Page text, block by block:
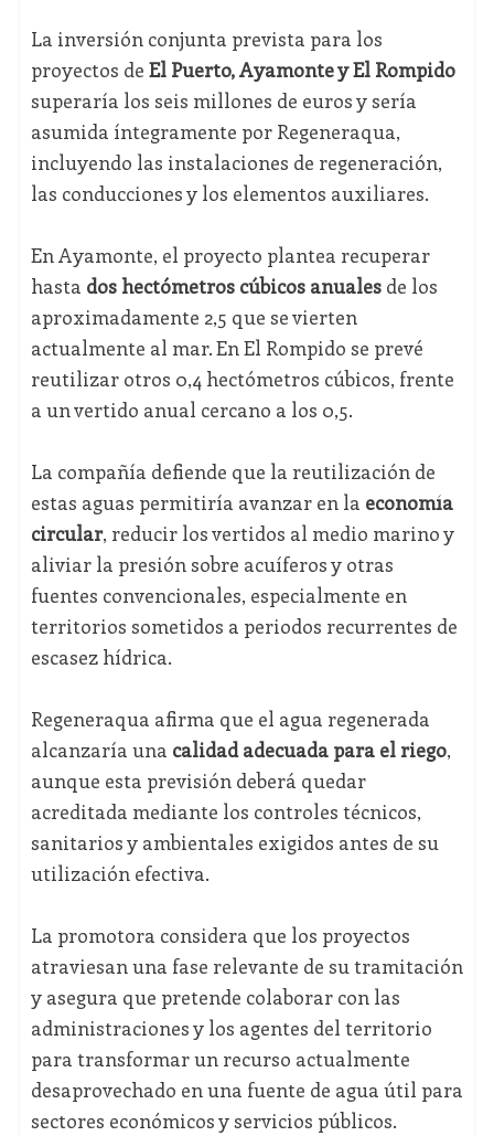
La inversión conjunta prevista para los
proyectos de El Puerto, Ayamonte y El Rompido
superaría los seis millones de euros y sería
asumida íntegramente por Regeneraqua,
incluyendo las instalaciones de regeneración,
las conducciones y los elementos auxiliares.
En Ayamonte, el proyecto plantea recuperar
hasta dos hectómetros cúbicos anualesde los
aproximadamente 2,5 que se vierten
actualmente al mar. En El Rompido se prevé
reutilizar otros 0,4 hectómetros cúbicos, frente
a un vertido anual cercano a los 0,5.
La compañía defiende que la reutilización de
estas aguas permitiría avanzar en la economía
circular, reducir los vertidos al medio marino y
aliviar la presión sobre acuíferos y otras
fuentes convencionales, especialmente en
territorios sometidos a periodos recurrentes de
escasez hídrica.
Regeneraqua afirma que el agua regenerada
alcanzaría una calidad adecuada para el riego,
aunque esta previsión deberá quedar
acreditada mediante los controles técnicos,
sanitarios y ambientales exigidos antes de su
utilización efectiva.
La promotora considera que los proyectos
atraviesan una fase relevante de su tramitación
y asegura que pretende colaborar con las
administraciones y los agentes del territorio
para transformar un recurso actualmente
desaprovechado en una fuente de agua útil para
sectores económicos y servicios públicos.